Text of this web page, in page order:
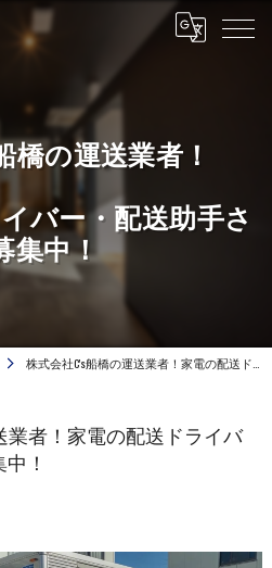
橋の運送業者！
バー・配送助手さ
集中！
株式会社C's船橋の運送業者！家電の配送ドライバー・配送助手さん募集中！
業者！家電の配送ドライバ
！